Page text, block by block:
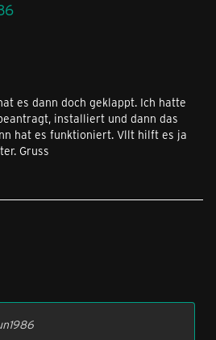
es dann doch geklappt. Ich hatte
installiert und dann das
hat es funktioniert. Vllt hilft es ja
Gruss